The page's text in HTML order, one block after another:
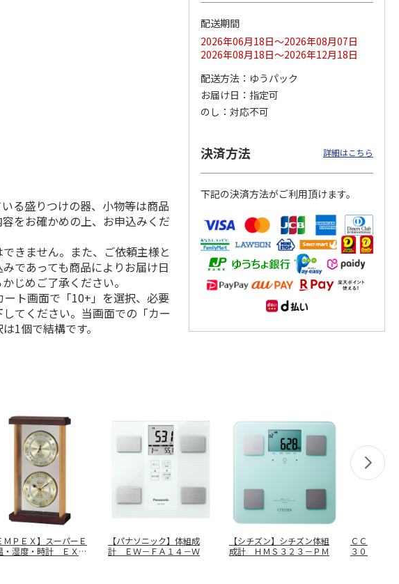
ドジャース 大谷翔
平 日本人最多53試
合連続出塁記念 シ
ル…
17,000円
(送料・税込)
谷翔平 2026 NL 3・
4月投手…
る盛りつけの器、小物等は商品
をお確かめの上、お申込みくだ
きません。また、ご依頼主様と
であっても商品によりお届け日
じめご了承ください。
ト画面で「10+」を選択、必要
てください。当画面での「カー
1個で結構です。
配送期間
2026年06月18日～2026年08月07日
2026年08月18日～2026年12月18日
配送方法
ゆうパック
お届け日
指定可
のし
対応不可
決済方法 詳細はこちら
下記の決済方法がご利用頂けます。
ＭＰＥＸ】スーパーＥ
・湿度・時計 ＥＸ－
【パナソニック】体組成
計 ＥＷ－ＦＡ１４－Ｗ
【シチズン】シチズン体組
成計 ＨＭＳ３２３－ＰＭ
ＣＣパウダ
３００ｍｌ